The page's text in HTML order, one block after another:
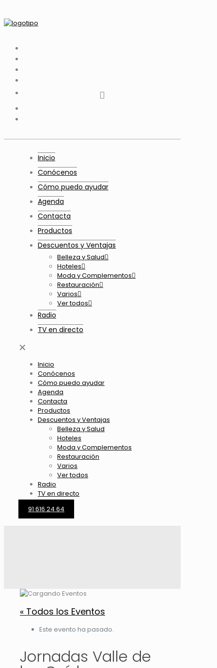
Youtube
Inicio
Conócenos
Cómo puedo ayudar
Agenda
Contacta
Productos
Descuentos y Ventajas
Belleza y Salud
Hoteles
Moda y Complementos
Restauración
Varios
Ver todos
Radio
TV en directo
✕
Inicio
Conócenos
Cómo puedo ayudar
Agenda
Contacta
Productos
Descuentos y Ventajas
Belleza y Salud
Hoteles
Moda y Complementos
Restauración
Varios
Ver todos
Radio
TV en directo
91 616 24 64
« Todos los Eventos
Este evento ha pasado.
Jornadas Valle de